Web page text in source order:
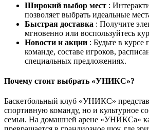
Широкий выбор мест :
позволяет выбрать идеальные
Быстрая доставка : Получите
мгновенно или воспользуйтесь
Новости и акции : Будьте в курсе
команде, составе игроков,
специальных предложениях.
Почему стоит выбрать «УНИКС»?
Баскетбольный клуб «УНИКС»
спортивную команду, но и культурное
семьи. На домашней арене «УНИКСа»